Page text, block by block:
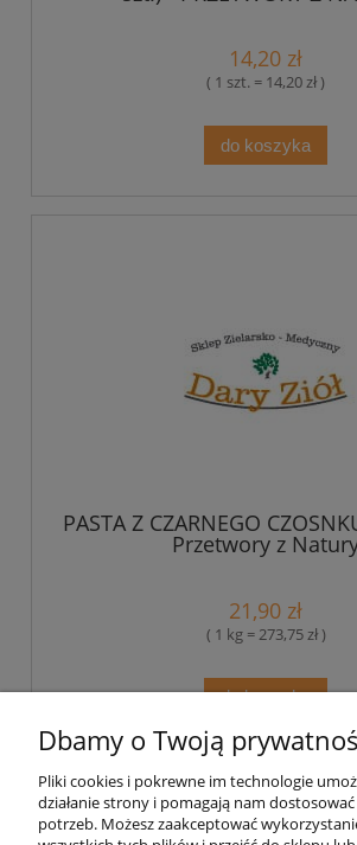
14,20 zł
( 1 szt. = 14,20 zł )
do koszyka
PASTA Z CZARNEGO
Przetwory z
21,90 zł
( 1 kg = 273,75 zł )
do koszyka
Pomoc
Dbamy o Twoją
Pliki cookies i pokrewne im technologie
działanie strony i pomagają nam
potrzeb. Możesz zaakceptować